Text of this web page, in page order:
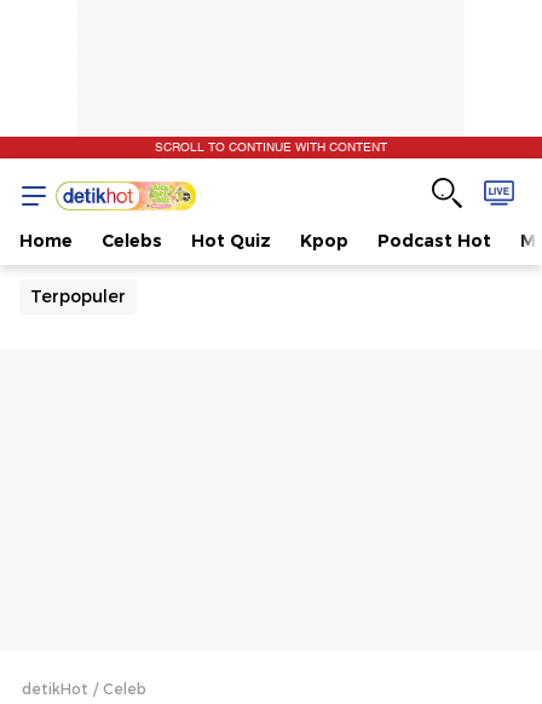
SCROLL TO CONTINUE WITH CONTENT
Home Celebs Hot Quiz Kpop Podcast Hot
Terpopuler
detikHot Celeb